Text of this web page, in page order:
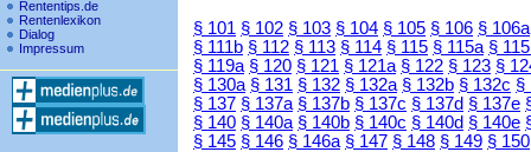
Rententips.de
Rentenlexikon
Dialog
Impressum
§ 101 § 102 § 103 § 104 § 105 § 106 § 106a
§ 111b § 112 § 113 § 114 § 115 § 115a §
§ 119a § 120 § 121 § 121a § 122 § 123 §
§ 130a § 131 § 132 § 132a § 132b § 132c §
§ 137 § 137a § 137b § 137c § 137d § 137e
§ 140 § 140a § 140b § 140c § 140d § 140e
§ 145 § 146 § 146a § 147 § 148 § 149 § 150